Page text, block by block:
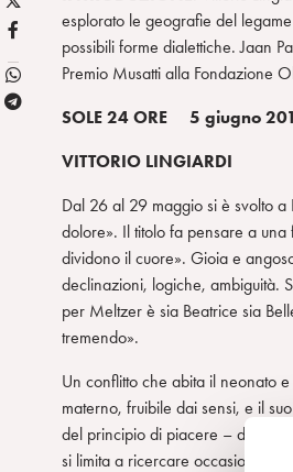
L
m
a
n
e
d
/
w
i
F
T
esplorato le geografie del
possibili forme dialettiche. Jaan
Premio Musatti alla Fondazione
SOLE 24 ORE 5 giugno
VITTORIO LINGIARDI
Dal 26 al 29 maggio si è svolto a
dolore». Il titolo fa pensare a una
dividono il cuore». Gioia e
declinazioni, logiche, ambiguità.
per Meltzer è sia Beatrice sia
tremendo».
Un conflitto che abita il neonato
materno, fruibile dai sensi, e il
del principio di piacere – dice
si limita a ricercare occasioni